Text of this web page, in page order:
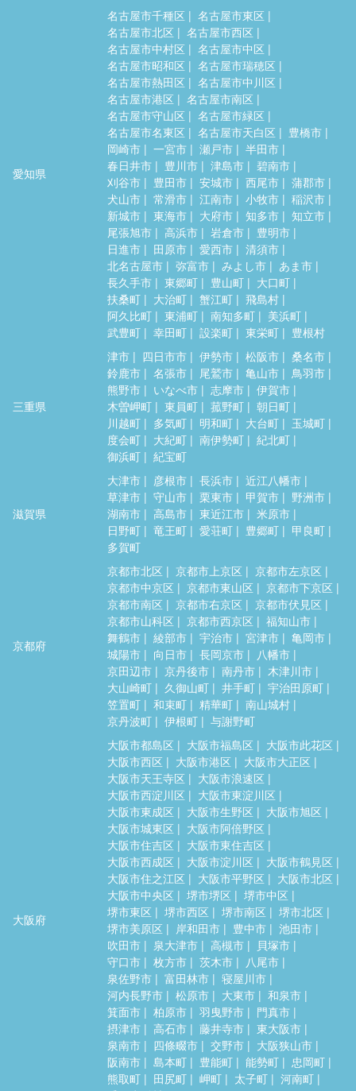
愛知県
名古屋市千種区
名古屋市東区
名古屋市北区
名古屋市西区
名古屋市中村区
名古屋市中区
名古屋市昭和区
名古屋市瑞穂区
名古屋市熱田区
名古屋市中川区
名古屋市港区
名古屋市南区
名古屋市守山区
名古屋市緑区
名古屋市名東区
名古屋市天白区
豊橋市
岡崎市
一宮市 瀬戸市
半田市
春日井市
豊川市 津島市
碧南市
刈谷市
豊田市 安城市 西尾市
蒲郡市
犬山市
常滑市 江南市 小牧市
稲沢市
新城市
東海市 大府市 知多市
知立市
尾張旭市
高浜市 岩倉市
豊明市
日進市
田原市 愛西市
清須市
北名古屋市
弥富市 みよし市
あま市
長久手市
東郷町 豊山町
大口町
扶桑町
大治町 蟹江町
飛島村
阿久比町
東浦町 南知多町
美浜町
武豊町
幸田町 設楽町 東栄町 豊根村
三重県
津市 四日市市 伊勢市 松阪市
桑名市
鈴鹿市
名張市 尾鷲市 亀山市
鳥羽市
熊野市
いなべ市 志摩市
伊賀市
木曽岬町
東員町 菰野町
朝日町
川越町
多気町 明和町 大台町
玉城町
度会町
大紀町 南伊勢町
紀北町
御浜町
紀宝町
滋賀県
大津市 彦根市 長浜市
近江八幡市
草津市
守山市 栗東市 甲賀市
野洲市
湖南市
高島市 東近江市
米原市
日野町
竜王町 愛荘町 豊郷町
甲良町
多賀町
京都府
京都市北区 京都市上京区
京都市左京区
京都市中京区
京都市東山区
京都市下京区
京都市南区
京都市右京区
京都市伏見区
京都市山科区
京都市西京区
福知山市
舞鶴市
綾部市 宇治市 宮津市
亀岡市
城陽市
向日市 長岡京市
八幡市
京田辺市
京丹後市 南丹市
木津川市
大山崎町
久御山町 井手町
宇治田原町
笠置町
和束町 精華町
南山城村
京丹波町
伊根町 与謝野町
大阪府
大阪市都島区 大阪市福島区
大阪市此花区
大阪市西区
大阪市港区
大阪市大正区
大阪市天王寺区
大阪市浪速区
大阪市西淀川区
大阪市東淀川区
大阪市東成区
大阪市生野区
大阪市旭区
大阪市城東区
大阪市阿倍野区
大阪市住吉区
大阪市東住吉区
大阪市西成区
大阪市淀川区
大阪市鶴見区
大阪市住之江区
大阪市平野区
大阪市北区
大阪市中央区
堺市堺区
堺市中区
堺市東区
堺市西区 堺市南区
堺市北区
堺市美原区
岸和田市 豊中市
池田市
吹田市
泉大津市 高槻市
貝塚市
守口市
枚方市 茨木市
八尾市
泉佐野市
富田林市
寝屋川市
河内長野市
松原市 大東市
和泉市
箕面市
柏原市 羽曳野市
門真市
摂津市
高石市 藤井寺市
東大阪市
泉南市
四條畷市 交野市
大阪狭山市
阪南市
島本町 豊能町 能勢町
忠岡町
熊取町
田尻町 岬町 太子町
河南町